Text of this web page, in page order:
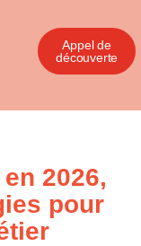
Appel de
découverte
2026,
pour